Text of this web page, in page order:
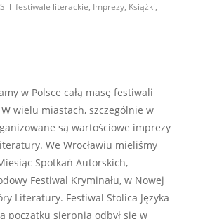
festiwale literackie, Imprezy, Książki,
w Polsce całą masę festiwali
wielu miastach, szczególnie w
są wartościowe imprezy
We Wrocławiu mieliśmy
Spotkań Autorskich,
Festiwal Kryminału, w Nowej
Literatury. Festiwal Stolica Języka
początku sierpnia odbył się w